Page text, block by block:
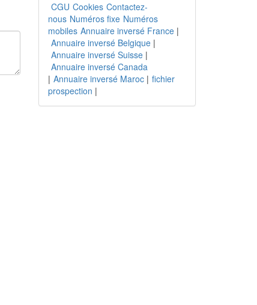
CGU Cookies Contactez-
nous Numéros fixe Numéros
mobiles Annuaire inversé France|
Annuaire inversé Belgique|
Annuaire inversé Suisse|
Annuaire inversé Canada
| Annuaire inversé Maroc| fichier
prospection |